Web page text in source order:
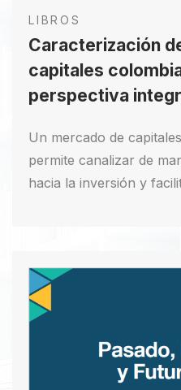
LIBROS
Caracterización
capitales
perspectiva
Un mercado de
permite canalizar de
hacia la inversión y
recursos hacia la
productivo de manera
debe ser una prioridad
como del privado
diferentes iniciativas